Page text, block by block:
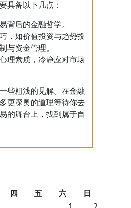
具备以下几点：
背后的金融哲学。
，如价值投资与趋势投
与资金管理。
理素质，冷静应对市场
些粗浅的见解。在金融
更深奥的道理等待你去
的舞台上，找到属于自
四 五 六
日